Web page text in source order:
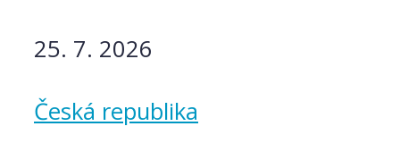
25. 7. 2026
Česká republika